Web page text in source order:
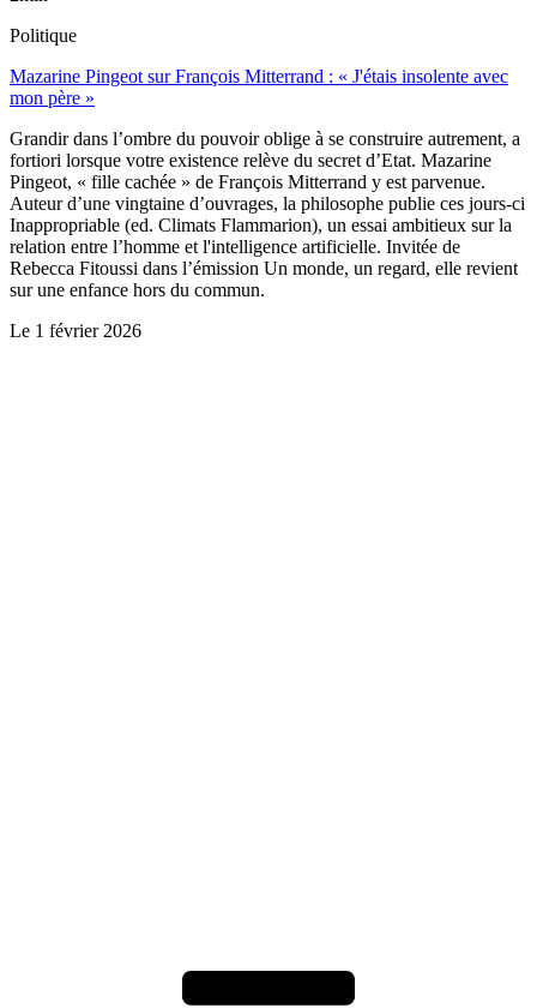
Politique
Mazarine Pingeot sur François Mitterrand : « J'étais insolente avec
mon père »
Grandir dans l’ombre du pouvoir oblige à se construire autrement, a
fortiori lorsque votre existence relève du secret d’Etat. Mazarine
Pingeot, « fille cachée » de François Mitterrand y est parvenue.
Auteur d’une vingtaine d’ouvrages, la philosophe publie ces jours-ci
Inappropriable (ed. Climats Flammarion), un essai ambitieux sur la
relation entre l’homme et l'intelligence artificielle. Invitée de
Rebecca Fitoussi dans l’émission Un monde, un regard, elle revient
sur une enfance hors du commun.
Le 1 février 2026